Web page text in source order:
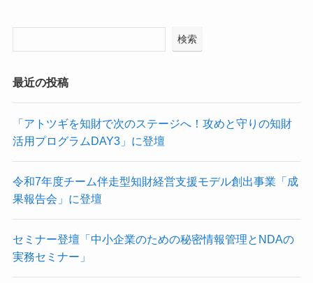
検索
最近の投稿
「アトツギを知財で次のステージへ！攻めと守りの知財
活用プログラムDAY3」に登壇
令和7年度チーム伴走型知財経営支援モデル創出事業「成
果報告会」に登壇
セミナー登壇「中小企業のための秘密情報管理とNDAの
実務セミナー」